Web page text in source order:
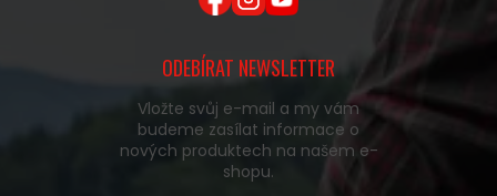
ODEBÍRAT NEWSLETTER
Vložte svůj e-mail a my vám
budeme zasílat informace o
nových produktech na našem e-
shopu.